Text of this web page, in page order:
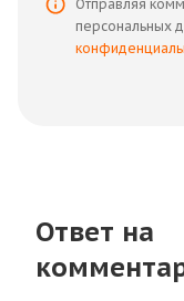
Отправляя
персональных
Ответ на